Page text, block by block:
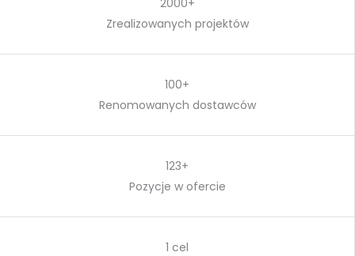
2000+
Zrealizowanych projektów
100+
Renomowanych dostawców
123+
Pozycje w ofercie
1 cel